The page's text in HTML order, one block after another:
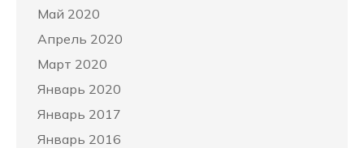
Май 2020
Апрель 2020
Март 2020
Январь 2020
Январь 2017
Январь 2016